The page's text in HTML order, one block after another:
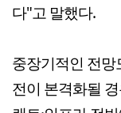
다"고 말했다.
중장기적인 전망
전이 본격화될